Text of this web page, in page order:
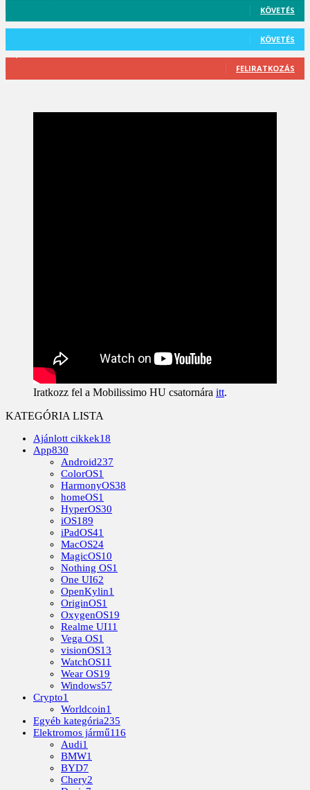
KÖVETÉS
KÖVETÉS
FELIRATKOZÁS
Iratkozz fel a Mobilissimo HU csatornára itt.
KATEGÓRIA LISTA
Ajánlott cikkek18
App830
Android237
ColorOS1
HarmonyOS38
homeOS1
HyperOS30
iOS189
iPadOS41
MacOS24
MagicOS10
Nothing OS1
One UI62
OpenKylin1
OriginOS1
OxygenOS19
Realme UI11
Vega OS1
visionOS13
WatchOS11
Wear OS19
Windows57
Crypto1
Worldcoin1
Egyéb kategória235
Elektromos jármű116
Audi1
BMW1
BYD7
Chery2